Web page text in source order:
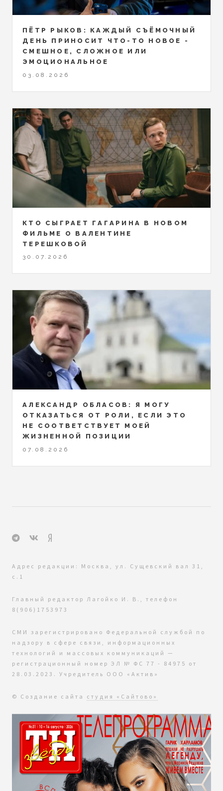
ПЁТР РЫКОВ: КАЖДЫЙ СЪЁМОЧНЫЙ
ДЕНЬ ПРИНОСИТ ЧТО-ТО НОВОЕ -
СМЕШНОЕ, СЛОЖНОЕ ИЛИ
ЭМОЦИОНАЛЬНОЕ
03.08.2026
КТО СЫГРАЕТ ГАГАРИНА В НОВОМ
ФИЛЬМЕ О ВАЛЕНТИНЕ
ТЕРЕШКОВОЙ
30.07.2026
АЛЕКСАНДР ОБЛАСОВ: Я МОГУ
ОТКАЗАТЬСЯ ОТ РОЛИ, ЕСЛИ ЭТО
НЕ СООТВЕТСТВУЕТ МОЕЙ
ЖИЗНЕННОЙ ПОЗИЦИИ
07.08.2026
Адрес редакции: Москва, ул. Сущевский вал 31,
с.1
Главный редактор Лагойко И. В., телефон
8(906)1753973
СМИ зарегистрировано Федеральной службой по
надзору в сфере связи, информационных
технологий и массовых коммуникаций —
регистрационный номер ЭЛ № ФС 77 - 84975 от
28.03.2023. Учредитель ООО «Актив»
© Создание сайта студия «Сайтово»